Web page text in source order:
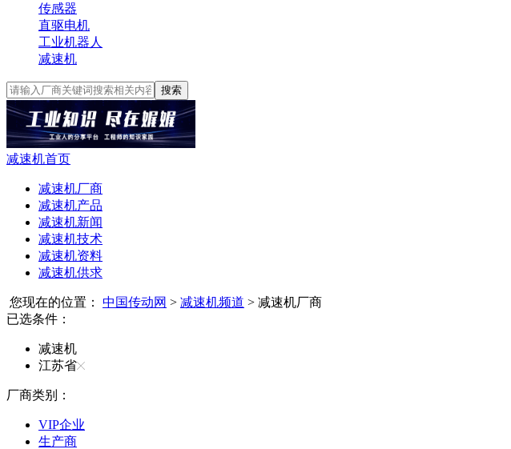
传感器
直驱电机
工业机器人
减速机
搜索
减速机首页
减速机厂商
减速机产品
减速机新闻
减速机技术
减速机资料
减速机供求
您现在的位置： 中国传动网 > 减速机频道 > 减速机厂商
已选条件：
减速机
江苏省
厂商类别：
VIP企业
生产商